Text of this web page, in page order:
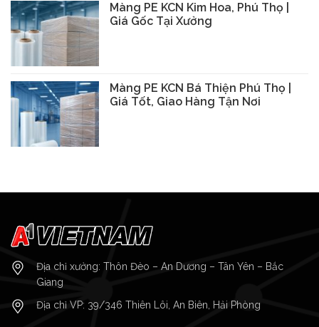
Màng PE KCN Kim Hoa, Phú Thọ |
Giá Gốc Tại Xưởng
Màng PE KCN Bá Thiện Phú Thọ |
Giá Tốt, Giao Hàng Tận Nơi
Địa chỉ xưởng: Thôn Đèo – An Dương – Tân Yên – Bắc
Giang
Địa chỉ VP: 39/346 Thiên Lôi, An Biên, Hải Phòng